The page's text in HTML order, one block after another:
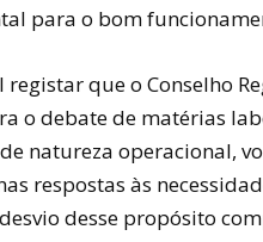
para o bom
registar que o Conselho
o debate de matérias
natureza operacional,
respostas às
desse propósito